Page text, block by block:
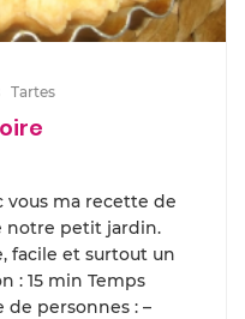
Tartes
vous ma recette de
notre petit jardin.
facile et surtout un
: 15 min Temps
de personnes : –